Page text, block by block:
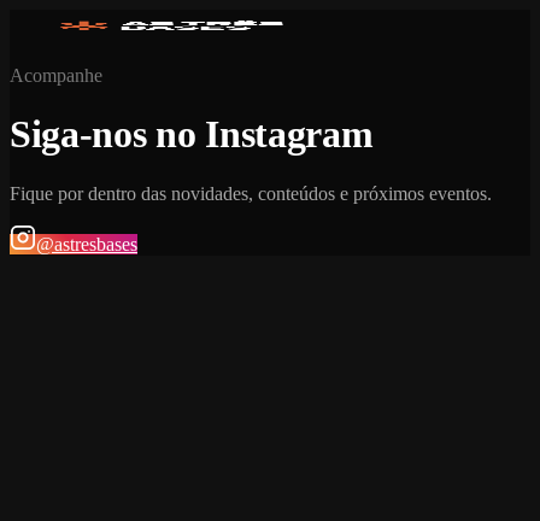
Acompanhe
Siga-nos no Instagram
Fique por dentro das novidades, conteúdos e próximos eventos.
@astresbases